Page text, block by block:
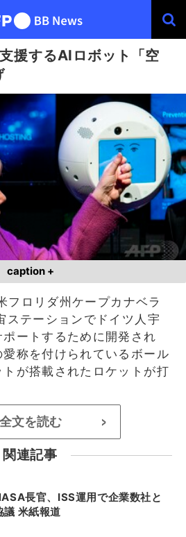
援するAIロボット「空
caption +
フロリダ州ケープカナベラ
ステーションでドイツ人宇
ートするために開発され
称を付けられているボール
が搭載されたロケットが打
全文を読む >
関連記事
長官、ISS運用で企業数社と
議 米紙報道